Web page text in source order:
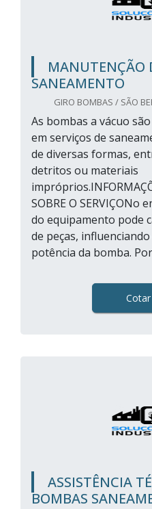
MANUTENÇÃO
SANEAMENTO
GIRO BOMBAS / SÃO
As bombas a vácuo
em serviços de
de diversas formas,
detritos ou materiais
SOBRE O
do equipamento pode
de peças,
potência da bomba.
ASSISTÊNCIA
BOMBAS